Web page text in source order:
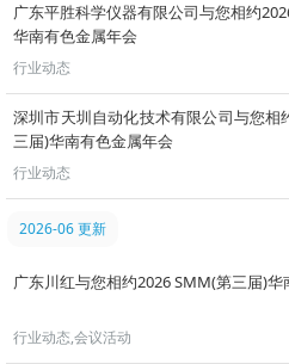
广东平胜科学仪器有限公司与您相约
华南有色金属年会
行业动态
深圳市天圳自动化技术有限公司与您相
三届)华南有色金属年会
行业动态
2026-06 更新
广东川红与您相约2026 SMM(第三届)华
行业动态,会议活动